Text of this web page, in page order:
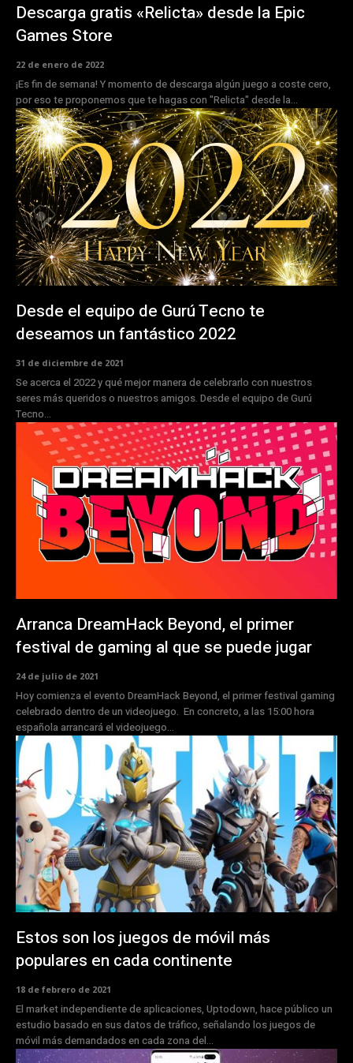
Descarga gratis «Relicta» desde la Epic
Games Store
22 de enero de 2022
¡Es fin de semana! Y momento de descarga algún juego a coste cero,
por eso te proponemos que te hagas con "Relicta" desde la...
Desde el equipo de Gurú Tecno te
deseamos un fantástico 2022
31 de diciembre de 2021
Se acerca el 2022 y qué mejor manera de celebrarlo con nuestros
seres más queridos o nuestros amigos. Desde el equipo de Gurú
Tecno...
Arranca DreamHack Beyond, el primer
festival de gaming al que se puede jugar
24 de julio de 2021
Hoy comienza el evento DreamHack Beyond, el primer festival gaming
celebrado dentro de un videojuego. En concreto, a las 15:00 hora
española arrancará el videojuego...
Estos son los juegos de móvil más
populares en cada continente
18 de febrero de 2021
El market independiente de aplicaciones, Uptodown, hace público un
estudio basado en sus datos de tráfico, señalando los juegos de
móvil más demandados en cada zona del...